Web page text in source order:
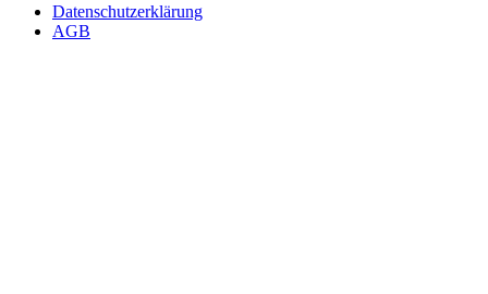
Datenschutzerklärung
AGB